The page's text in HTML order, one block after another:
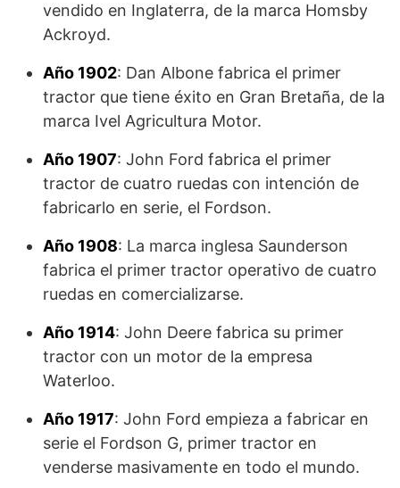
vendido en Inglaterra, de la marca Homsby
Ackroyd.
Año 1902: Dan Albone fabrica el primer
tractor que tiene éxito en Gran Bretaña, de la
marca Ivel Agricultura Motor.
Año 1907: John Ford fabrica el primer
tractor de cuatro ruedas con intención de
fabricarlo en serie, el Fordson.
Año 1908: La marca inglesa Saunderson
fabrica el primer tractor operativo de cuatro
ruedas en comercializarse.
Año 1914: John Deere fabrica su primer
tractor con un motor de la empresa
Waterloo.
Año 1917: John Ford empieza a fabricar en
serie el Fordson G, primer tractor en
venderse masivamente en todo el mundo.